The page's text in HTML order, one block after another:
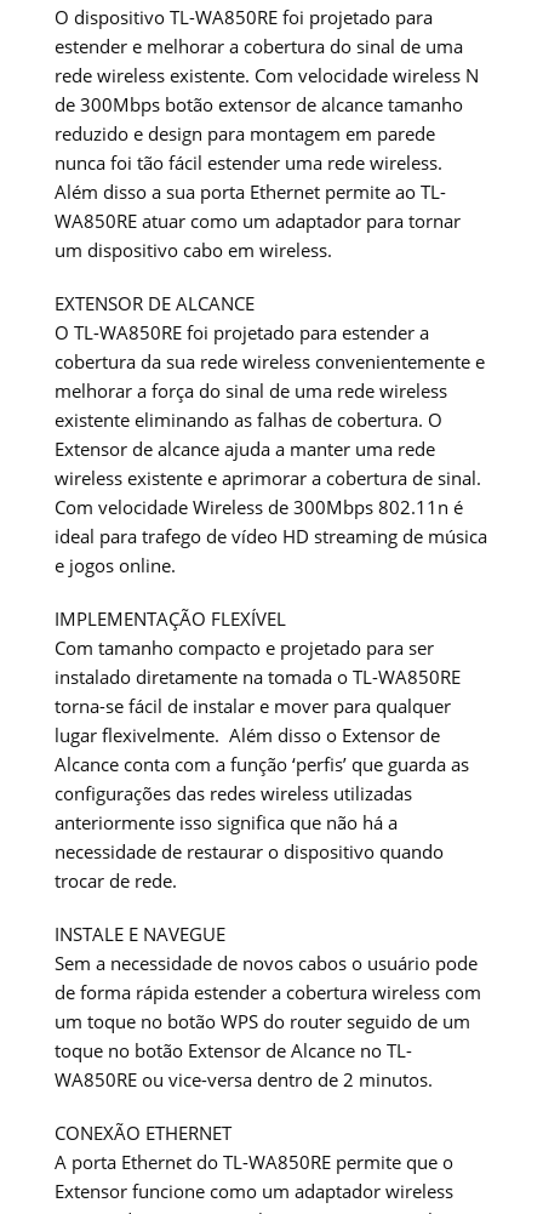
O dispositivo TL-WA850RE foi projetado para
estender e melhorar a cobertura do sinal de uma
rede wireless existente. Com velocidade wireless N
de 300Mbps botão extensor de alcance tamanho
reduzido e design para montagem em parede
nunca foi tão fácil estender uma rede wireless.
Além disso a sua porta Ethernet permite ao TL-
WA850RE atuar como um adaptador para tornar
um dispositivo cabo em wireless.
EXTENSOR DE ALCANCE
O TL-WA850RE foi projetado para estender a
cobertura da sua rede wireless convenientemente e
melhorar a força do sinal de uma rede wireless
existente eliminando as falhas de cobertura. O
Extensor de alcance ajuda a manter uma rede
wireless existente e aprimorar a cobertura de sinal.
Com velocidade Wireless de 300Mbps 802.11n é
ideal para trafego de vídeo HD streaming de música
e jogos online.
IMPLEMENTAÇÃO FLEXÍVEL
Com tamanho compacto e projetado para ser
instalado diretamente na tomada o TL-WA850RE
torna-se fácil de instalar e mover para qualquer
lugar flexivelmente. Além disso o Extensor de
Alcance conta com a função ‘perfis’ que guarda as
configurações das redes wireless utilizadas
anteriormente isso significa que não há a
necessidade de restaurar o dispositivo quando
trocar de rede.
INSTALE E NAVEGUE
Sem a necessidade de novos cabos o usuário pode
de forma rápida estender a cobertura wireless com
um toque no botão WPS do router seguido de um
toque no botão Extensor de Alcance no TL-
WA850RE ou vice-versa dentro de 2 minutos.
CONEXÃO ETHERNET
A porta Ethernet do TL-WA850RE permite que o
Extensor funcione como um adaptador wireless